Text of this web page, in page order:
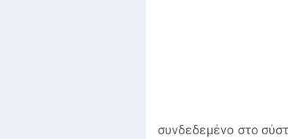
συνδεδεμένο στο